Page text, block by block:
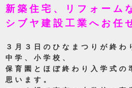
新築住宅、リフォーム
シブヤ建設工業へお任
３月３日のひなまつりが終わ
中学、小学校、
保育園とほぼ終わり入学式の
思います。